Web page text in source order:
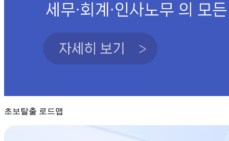
초보탈출 로드맵